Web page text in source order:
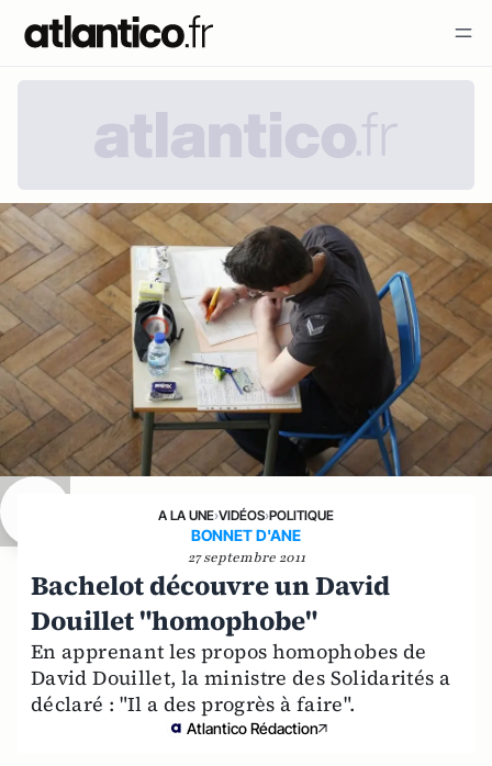
A LA UNE›VIDÉOS›POLITIQUE
BONNET D'ANE
27 septembre 2011
Bachelot découvre un David
Douillet "homophobe"
En apprenant les propos homophobes de
David Douillet, la ministre des Solidarités a
déclaré : "Il a des progrès à faire".
Atlantico Rédaction